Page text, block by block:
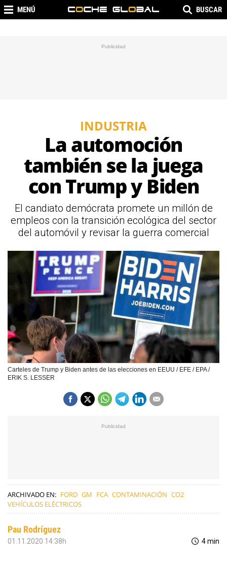
MENÚ BUSCAR
INDUSTRIA
La automoción
también se la juega
con Trump y Biden
El candiato demócrata promete un millón de
empleos con la transición ecológica del sector
del automóvil y revisar la guerra comercial
Carteles de Trump y Biden antes de las elecciones en EEUU / EFE / EPA /
ERIK S. LESSER
ARCHIVADO EN: FORD GM FCA CONTAMINACIÓN CO2
VEHÍCULOS ELÉCTRICOS
Pau Rodríguez
01.11.2020 14:38h 4 min